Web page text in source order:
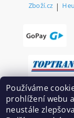
Zboží.cz |
Používáme
prohlížení webu
neustále